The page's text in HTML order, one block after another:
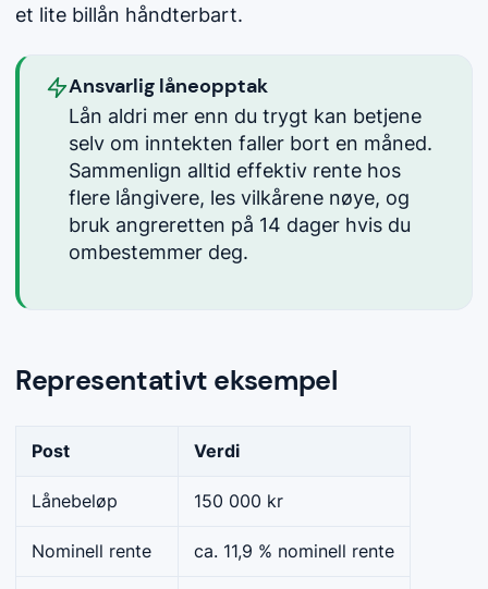
et lite billån håndterbart.
Ansvarlig låneopptak
Lån aldri mer enn du trygt kan betjene
selv om inntekten faller bort en måned.
Sammenlign alltid effektiv rente hos
flere långivere, les vilkårene nøye, og
bruk angreretten på 14 dager hvis du
ombestemmer deg.
Representativt eksempel
Post Verdi
Lånebeløp 150 000 kr
Nominell rente ca. 11,9 % nominell rente